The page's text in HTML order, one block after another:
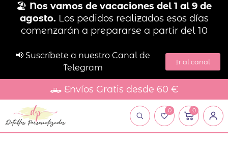
🏖️ Nos vamos de vacaciones del 1 al 9 de
agosto. Los pedidos realizados esos días
comenzarán a prepararse a partir del 10
📢 Suscríbete a nuestro Canal de
Telegram
Ir al canal
🛻 Envíos Gratis desde 60 €
0 0